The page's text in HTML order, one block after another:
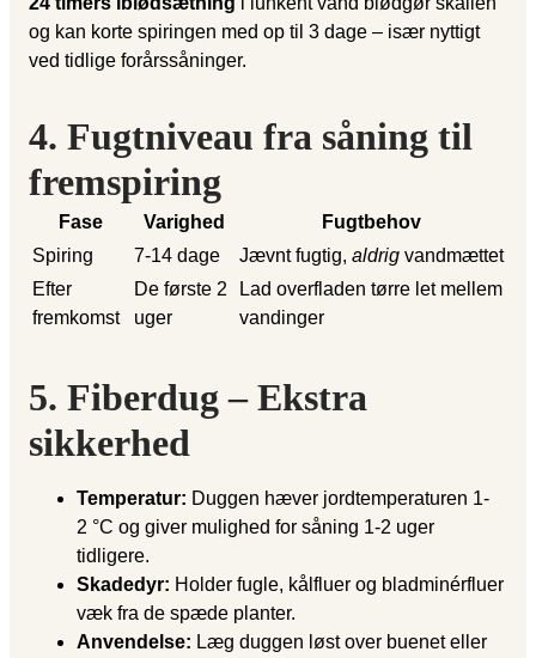
og kan korte spiringen med op til 3 dage – især nyttigt
ved tidlige forårssåninger.
4. Fugtniveau fra såning til
fremspiring
Fase Varighed
Fugtbehov
Spiring
7-14 dage Jævnt fugtig, aldrig vandmættet
Efter
fremkomst
De første 2
uger
Lad overfladen tørre let mellem
vandinger
5. Fiberdug – Ekstra
sikkerhed
Temperatur: Duggen hæver jordtemperaturen 1-
2 °C og giver mulighed for såning 1-2 uger
tidligere.
Skadedyr: Holder fugle, kålfluer og bladminérfluer
væk fra de spæde planter.
Anvendelse: Læg duggen løst over buenet eller